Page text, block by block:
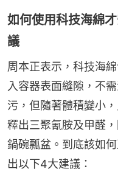
如何使用科技海綿
議
周本正表示，科技海
入容器表面縫隙，不
污，但隨著體積變小
釋出三聚氰胺及甲醛
鍋碗瓢盆。到底該如
出以下4大建議：